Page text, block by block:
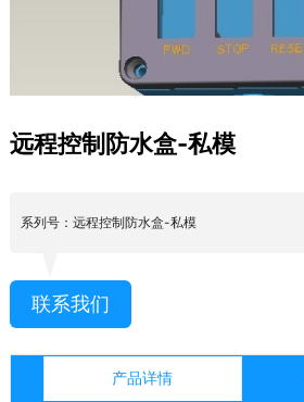
远程控制防水盒-私模
系列号：远程控制防水盒-私模
联系我们
产品详情